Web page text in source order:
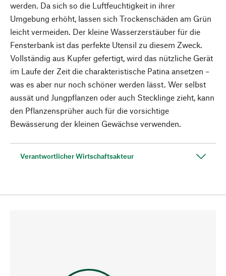
werden. Da sich so die Luftfeuchtigkeit in ihrer
Umgebung erhöht, lassen sich Trockenschäden am Grün
leicht vermeiden. Der kleine Wasserzerstäuber für die
Fensterbank ist das perfekte Utensil zu diesem Zweck.
Vollständig aus Kupfer gefertigt, wird das nützliche Gerät
im Laufe der Zeit die charakteristische Patina ansetzen –
was es aber nur noch schöner werden lässt. Wer selbst
aussät und Jungpflanzen oder auch Stecklinge zieht, kann
den Pflanzensprüher auch für die vorsichtige
Bewässerung der kleinen Gewächse verwenden.
Verantwortlicher Wirtschaftsakteur